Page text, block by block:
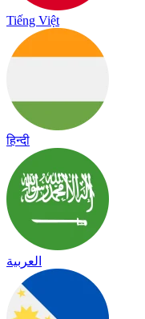
Tiếng Việt
हिन्दी
العربية